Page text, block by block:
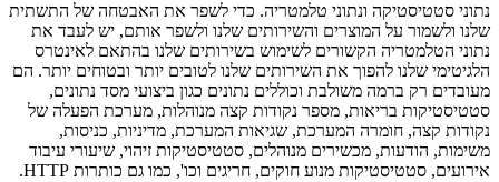
נתוני סטטיסטיקה ונתוני טלמטריה. כדי לשפר את האבטחה של התשתית
שלנו ולשמור על המוצרים והשירותים שלנו ולשפר אותם, יש לעבד את
נתוני הטלמטריה הקשורים לשימוש בשירותים שלנו בהתאם לאינטרס
הלגיטימי שלנו להפוך את השירותים שלנו לטובים יותר ובטוחים יותר. הם
מעובדים רק ברמה משולבת וכוללים נתונים כגון ביצועי מסד נתונים,
סטטיסטיקות בריאות, מספר נקודות קצה מנוהלות, מערכת הפעלה של
נקודות קצה, חומרה המערכת, שגיאות המערכת, מדיניות, כניסות,
משימות, הודעות, מכשירים מנוהלים, סטטיסטיקות זיהוי, שיעורי עיבוד
אירועים, סטטיסטיקות מנוע חוקים, חריגים וכו', כמו גם כותרות HTTP.